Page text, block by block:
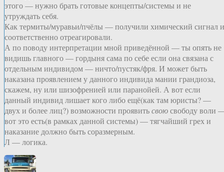
этого — нужно брать готовые концепты/системы и не
утруждать себя.
Как термиты/муравьи/пчёлы — получили химический сигнал и
соответственно отреагировали.
А по поводу интерпретации мной приведённой — ты опять не
видишь главного — гордыня сама по себе если она связана с
отдельным индивидом — ничто/пустяк/фря. И может быть
наказана проявлением у данного индивида мании грандиоза,
скажем, ну или шизофренией или паранойей. А вот если
данный индивид лишает кого либо ещё(как там юристы? —
двух и более лиц?) возможности проявитьсвоюсвободу воли
вот это есть(в рамках данной системы) — тягчайший грех и
наказание должно быть соразмерным.
Л — логика.